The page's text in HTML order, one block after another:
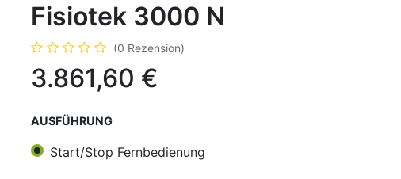
Fisiotek 3000 N
(0 Rezension)
3.861,60 €
AUSFÜHRUNG
Start/Stop Fernbedienung